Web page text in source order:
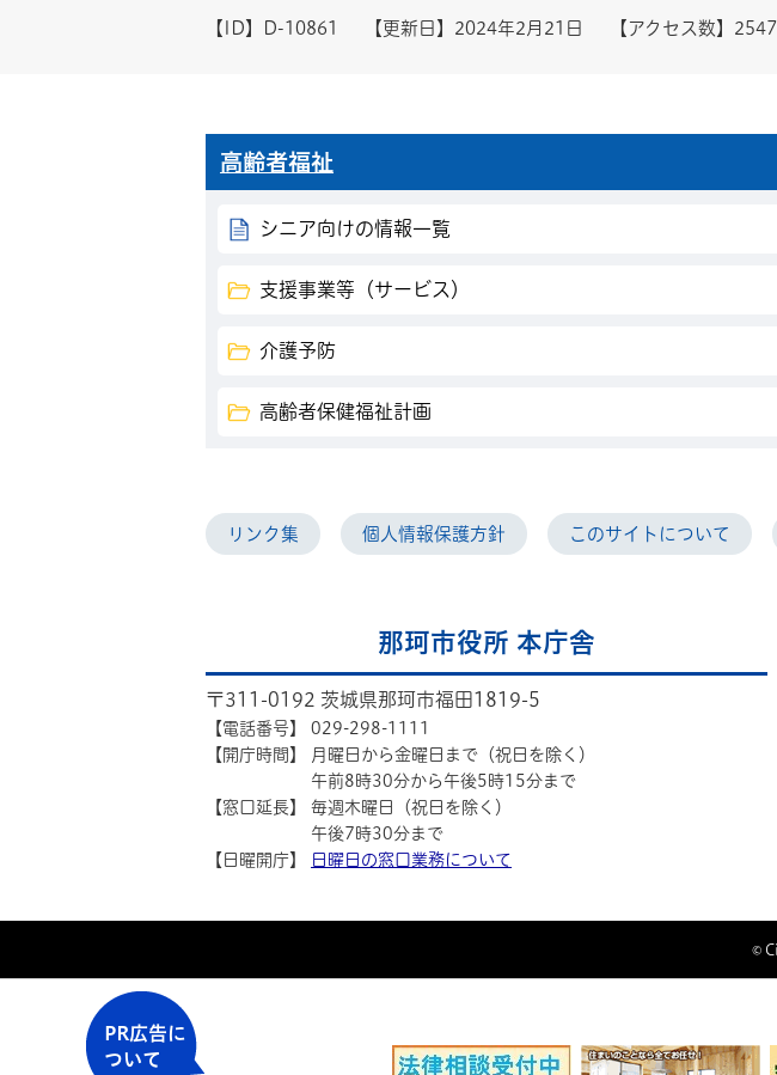
【ID】 D-10861 【更新日】 2024年2月21日 【アクセス数】 2547
高齢者福祉
シニア向けの情報一覧
支援事業等（サービス）
介護予防
高齢者保健福祉計画
リンク集 個人情報保護方針 このサイトについて
那珂市役所 本庁舎
〒311-0192 茨城県那珂市福田1819-5
【電話番号】
029-298-1111
【開庁時間】
月曜日から金曜日まで（祝日を除く）
午前8時30分から午後5時15分まで
【窓口延長】
毎週木曜日（祝日を除く）
午後7時30分まで
【日曜開庁】
日曜日の窓口業務について
©
PR広告に
ついて